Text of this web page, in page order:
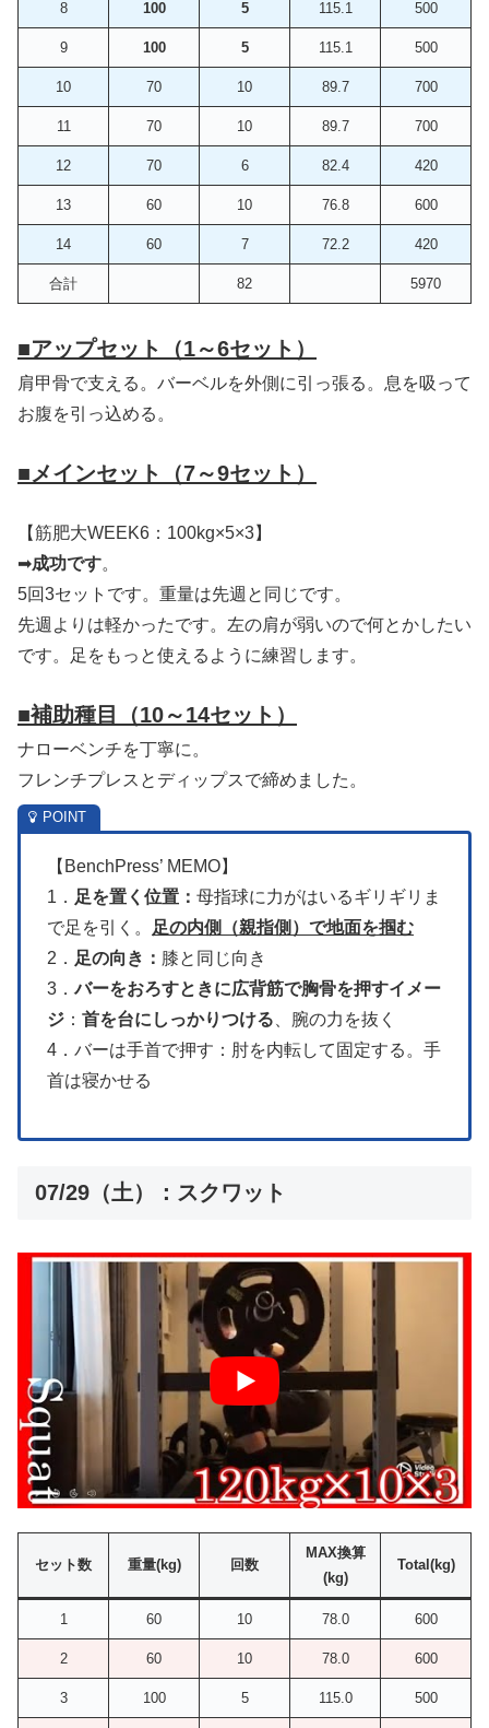
8 100 5 115.1 500
9 100 5 115.1 500
10 70 10 89.7 700
11 70 10 89.7 700
12 70 6 82.4 420
13 60 10 76.8 600
14 60 7 72.2 420
合計 82 5970
■アップセット（1～6セット）
肩甲骨で支える。バーベルを外側に引っ張る。息を吸って
お腹を引っ込める。
■メインセット（7～9セット）
【筋肥大WEEK6：100kg×5×3】
➡成功です。
5回3セットです。重量は先週と同じです。
先週よりは軽かったです。左の肩が弱いので何とかしたい
です。足をもっと使えるように練習します。
■補助種目 （10～14セット）
ナローベンチを丁寧に。
フレンチプレスとディップスで締めました。
【BenchPress’ MEMO】
1． 足を置く位置： 母指球に力がはいるギリギリま
で足を引く。
足の内側（親指側）で地面を掴む
2． 足の向き： 膝と同じ向き
3．バーをおろすときに広背筋で胸骨を押すイメー
ジ ： 首を台にしっかりつける 、腕の力を抜く
4．バーは手首で押す：肘を内転して固定する。手
首は寝かせる
07/29（土）：スクワット
セット数 重量(kg) 回数
MAX換算
(kg)
Total(kg)
1 60 10 78.0 600
2 60 10 78.0 600
3 100 5 115.0 500